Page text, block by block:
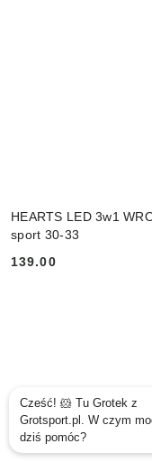
HEARTS LED 3w1
sport 30-33
Cena:
139.00